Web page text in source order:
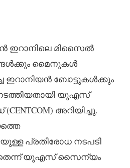
ഇറാനിലെ മിസൈൽ
മൈനുകൾ
ഇറാനിയൻ ബോട്ടുകൾക്കും
യുഎസ്
അറിയിച്ചു.
പ്രതിരോധ നടപടി
യുഎസ് സൈന്യം